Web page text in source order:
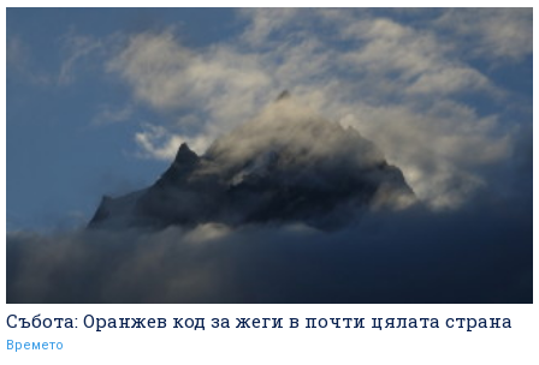
Събота: Оранжев код за жеги в почти цялата страна
Времето